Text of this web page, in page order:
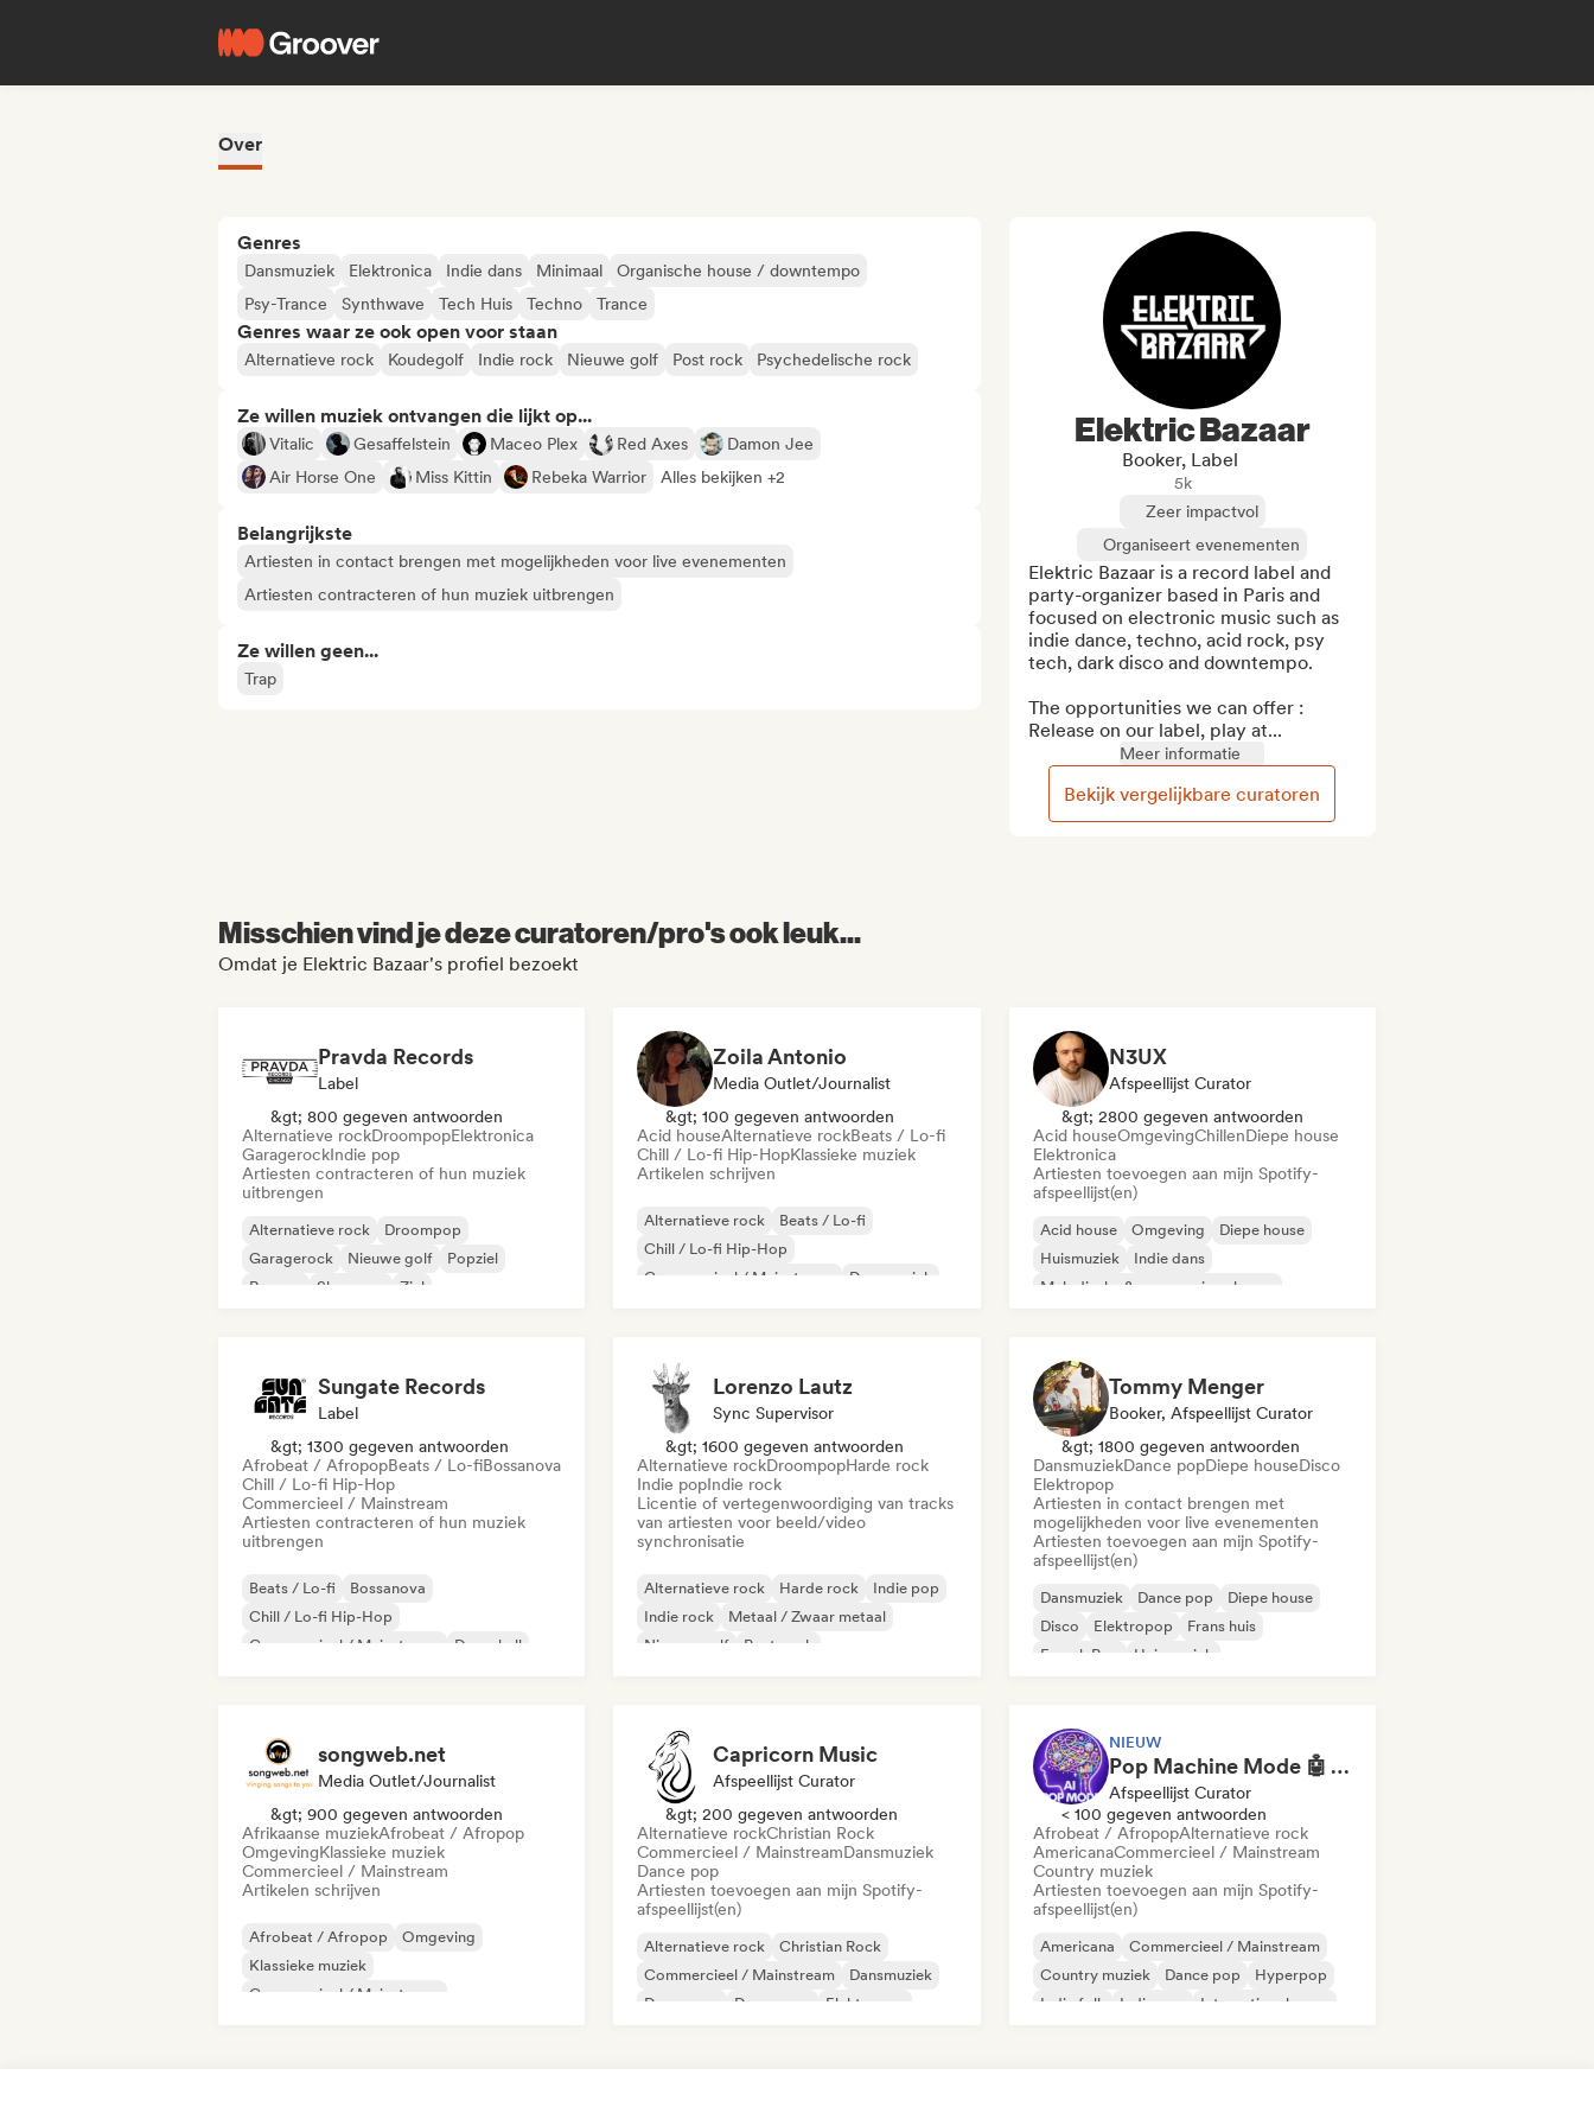
Over
Genres
Dansmuziek Elektronica Indie dans Minimaal
Organische house / downtempo
Psy-Trance
Synthwave Tech Huis Techno Trance
Genres waar ze ook open voor staan
Alternatieve rock Koudegolf Indie rock Nieuwe golf Post rock Psychedelische rock
Ze willen muziek ontvangen die lijkt op...
Vitalic Gesaffelstein Maceo Plex Red Axes
Damon Jee
Air Horse One
Miss Kittin Rebeka Warrior Alles bekijken +2
Belangrijkste
Artiesten in contact brengen met mogelijkheden voor live evenementen
Artiesten contracteren of hun muziek uitbrengen
Ze willen geen...
Trap
Elektric Bazaar
Booker, Label
5k
Zeer impactvol
Organiseert evenementen
Elektric Bazaar is a record label and
party-organizer based in Paris and
focused on electronic music such as
indie dance, techno, acid rock, psy
tech, dark disco and downtempo.
The opportunities we can offer :
Release on our label, play at...
Meer informatie
Bekijk vergelijkbare curatoren
Misschien vind je deze curatoren/pro's ook leuk...
Omdat je Elektric Bazaar's profiel bezoekt
Pravda Records
Label
&gt; 800 gegeven antwoorden
Alternatieve rockDroompopElektronica
GaragerockIndie pop
Artiesten contracteren of hun muziek
uitbrengen
Alternatieve rock
Droompop
Garagerock
Nieuwe golf
Popziel
Reggae
Shoegaze Ziel
Zoila Antonio
Media Outlet/Journalist
&gt; 100 gegeven antwoorden
Acid houseAlternatieve rockBeats / Lo-fi
Chill / Lo-fi Hip-HopKlassieke muziek
Artikelen schrijven
Alternatieve rock
Beats / Lo-fi
Chill / Lo-fi Hip-Hop
Commercieel / Mainstream
Dansmuziek
N3UX
Afspeellijst Curator
&gt; 2800 gegeven antwoorden
Acid houseOmgevingChillenDiepe house
Elektronica
Artiesten toevoegen aan mijn Spotify-
afspeellijst(en)
Acid house Omgeving
Diepe house
Huismuziek
Indie dans
Melodische & progressieve house
Sungate Records
Label
&gt; 1300 gegeven antwoorden
Afrobeat / AfropopBeats / Lo-fiBossanova
Chill / Lo-fi Hip-Hop
Commercieel / Mainstream
Artiesten contracteren of hun muziek
uitbrengen
Beats / Lo-fi
Bossanova
Chill / Lo-fi Hip-Hop
Commercieel / Mainstream
Dancehall
Lorenzo Lautz
Sync Supervisor
&gt; 1600 gegeven antwoorden
Alternatieve rockDroompopHarde rock
Indie popIndie rock
Licentie of vertegenwoordiging van tracks
van artiesten voor beeld/video
synchronisatie
Alternatieve rock Harde rock
Indie pop
Indie rock
Metaal / Zwaar metaal
Nieuwe golf
Post punk
Tommy Menger
Booker, Afspeellijst Curator
&gt; 1800 gegeven antwoorden
DansmuziekDance popDiepe houseDisco
Elektropop
Artiesten in contact brengen met
mogelijkheden voor live evenementen
Artiesten toevoegen aan mijn Spotify-
afspeellijst(en)
Dansmuziek Dance pop
Diepe house
Disco
Elektropop
Frans huis
French Pop
Huismuziek
songweb.net
Media Outlet/Journalist
&gt; 900 gegeven antwoorden
Afrikaanse muziekAfrobeat / Afropop
OmgevingKlassieke muziek
Commercieel / Mainstream
Artikelen schrijven
Afrobeat / Afropop
Omgeving
Klassieke muziek
Commercieel / Mainstream
Capricorn Music
Afspeellijst Curator
&gt; 200 gegeven antwoorden
Alternatieve rockChristian Rock
Commercieel / MainstreamDansmuziek
Dance pop
Artiesten toevoegen aan mijn Spotify-
afspeellijst(en)
Alternatieve rock
Christian Rock
Commercieel / Mainstream
Dansmuziek
Dance pop
Droompop
Elektropop
NIEUW
Pop Machine Mode 🤖 AI Music, Indie Pop & Dream Pop
Afspeellijst Curator
< 100 gegeven antwoorden
Afrobeat / AfropopAlternatieve rock
AmericanaCommercieel / Mainstream
Country muziek
Artiesten toevoegen aan mijn Spotify-
afspeellijst(en)
Americana
Commercieel / Mainstream
Country muziek
Dance pop
Hyperpop
Indie folk
Indie pop Internationale pop